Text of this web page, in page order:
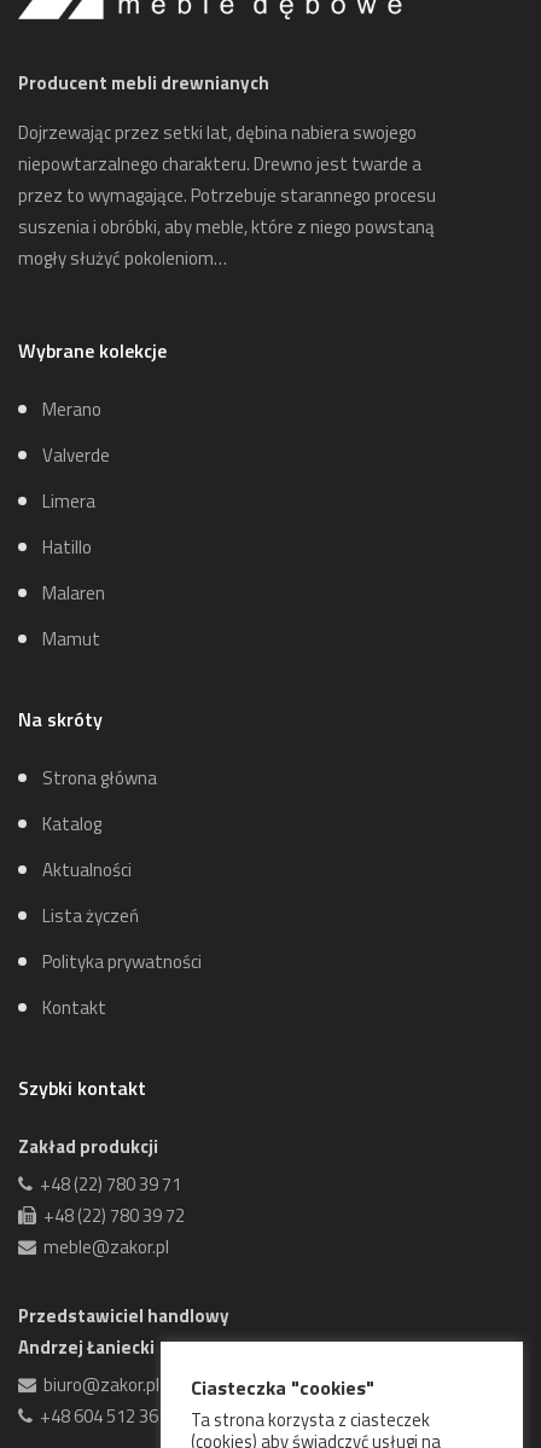
Producent mebli drewnianych
Dojrzewając przez setki lat, dębina nabiera swojego
niepowtarzalnego charakteru. Drewno jest twarde a
przez to wymagające. Potrzebuje starannego procesu
suszenia i obróbki, aby meble, które z niego powstaną
mogły służyć pokoleniom…
Wybrane kolekcje
Merano
Valverde
Limera
Hatillo
Malaren
Mamut
Na skróty
Strona główna
Katalog
Aktualności
Lista życzeń
Polityka prywatności
Kontakt
Szybki kontakt
Zakład produkcji
+48 (22) 780 39 71
+48 (22) 780 39 72
meble@zakor.pl
Przedstawiciel handlowy
Andrzej Łaniecki
biuro@zakor.pl
+48 604 512 361
Ciasteczka "cookies"
Ta strona korzysta z ciasteczek
(cookies) aby świadczyć usługi na